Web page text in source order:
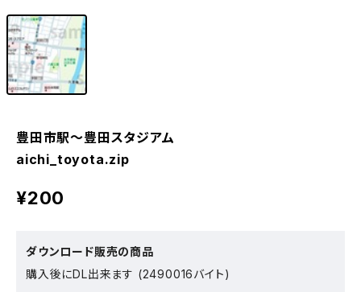
豊田市駅〜豊田スタジアム
aichi_toyota.zip
¥200
ダウンロード販売の商品
購入後にDL出来ます (2490016バイト)